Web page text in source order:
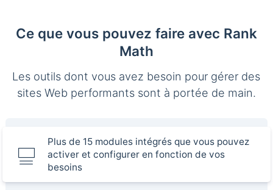
Ce que vous pouvez faire avec Rank
Math
Les outils dont vous avez besoin pour gérer des
sites Web performants sont à portée de main.
Plus de 15 modules intégrés que vous pouvez
activer et configurer en fonction de vos
besoins